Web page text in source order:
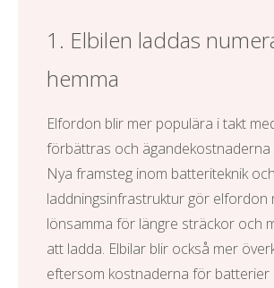
1. Elbilen laddas
hemma
Elfordon blir mer populära i takt
förbättras och ägandekostnaderna
Nya framsteg inom batteriteknik och
laddningsinfrastruktur gör elfordon
lönsamma för längre sträckor och
att ladda. Elbilar blir också mer
eftersom kostnaderna för batterier